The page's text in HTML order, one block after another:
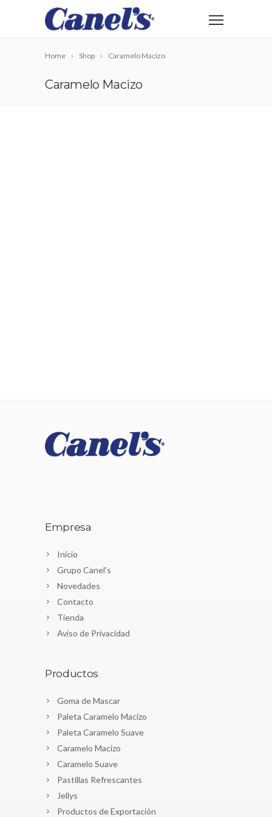
Home Shop Caramelo Macizo
Caramelo Macizo
Empresa
Inicio
Grupo Canel's
Novedades
Contacto
Tienda
Aviso de Privacidad
Productos
Goma de Mascar
Paleta Caramelo Macizo
Paleta Caramelo Suave
Caramelo Macizo
Caramelo Suave
Pastillas Refrescantes
Jellys
Productos de Exportación